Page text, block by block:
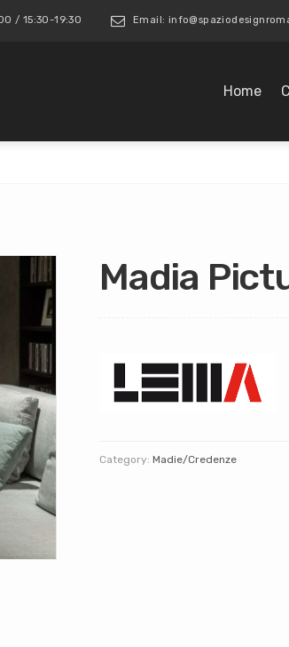
/ 15:30-19:30 Email:
Home
Madia
Category: Madie/Credenze